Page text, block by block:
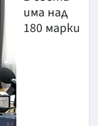
има над
180 марки